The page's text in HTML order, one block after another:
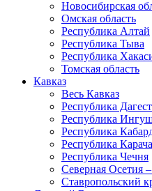
Новосибирская
Омская область
Республика Алтай
Республика Тыва
Республика
Томская область
Кавказ
Весь Кавказ
Республика
Республика
Республика
Республика
Республика Чечня
Северная Осетия
Ставропольский